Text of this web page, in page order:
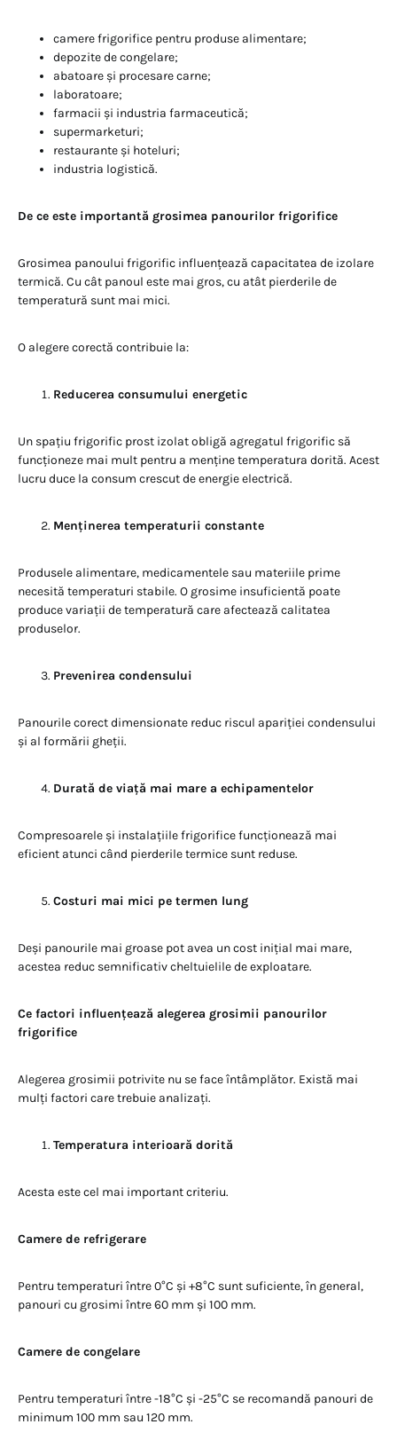
camere frigorifice pentru produse alimentare;
depozite de congelare;
abatoare și procesare carne;
laboratoare;
farmacii și industria farmaceutică;
supermarketuri;
restaurante și hoteluri;
industria logistică.
De ce este importantă grosimea panourilor frigorifice
Grosimea panoului frigorific influențează capacitatea de izolare
termică. Cu cât panoul este mai gros, cu atât pierderile de
temperatură sunt mai mici.
O alegere corectă contribuie la:
Reducerea consumului energetic
Un spațiu frigorific prost izolat obligă agregatul frigorific să
funcționeze mai mult pentru a menține temperatura dorită. Acest
lucru duce la consum crescut de energie electrică.
Menținerea temperaturii constante
Produsele alimentare, medicamentele sau materiile prime
necesită temperaturi stabile. O grosime insuficientă poate
produce variații de temperatură care afectează calitatea
produselor.
Prevenirea condensului
Panourile corect dimensionate reduc riscul apariției condensului
și al formării gheții.
Durată de viață mai mare a echipamentelor
Compresoarele și instalațiile frigorifice funcționează mai
eficient atunci când pierderile termice sunt reduse.
Costuri mai mici pe termen lung
Deși panourile mai groase pot avea un cost inițial mai mare,
acestea reduc semnificativ cheltuielile de exploatare.
Ce factori influențează alegerea grosimii panourilor
frigorifice
Alegerea grosimii potrivite nu se face întâmplător. Există mai
mulți factori care trebuie analizați.
Temperatura interioară dorită
Acesta este cel mai important criteriu.
Camere de refrigerare
Pentru temperaturi între 0°C și +8°C sunt suficiente, în general,
panouri cu grosimi între 60 mm și 100 mm.
Camere de congelare
Pentru temperaturi între -18°C și -25°C se recomandă panouri de
minimum 100 mm sau 120 mm.